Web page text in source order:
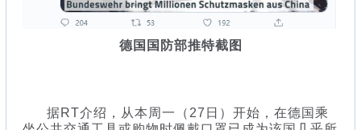
德国国防部推特截图
据RT介绍，从本周一（27日）开始，在德国乘